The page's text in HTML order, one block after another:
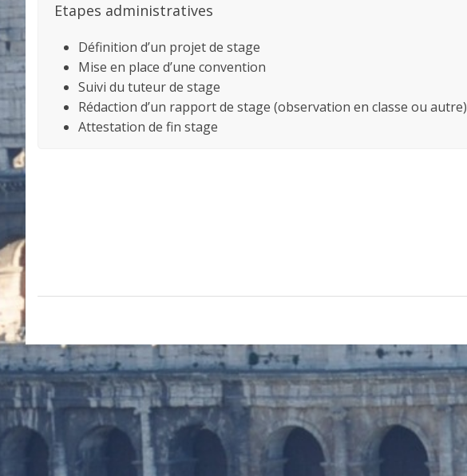
Etapes administratives
Définition d’un projet de stage
Mise en place d’une convention
Suivi du tuteur de stage
Rédaction d’un rapport de stage (observation en classe ou autre)
Attestation de fin stage